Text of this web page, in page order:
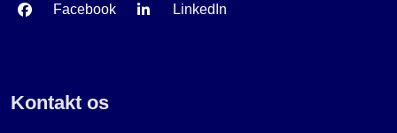
Facebook LinkedIn
Kontakt os